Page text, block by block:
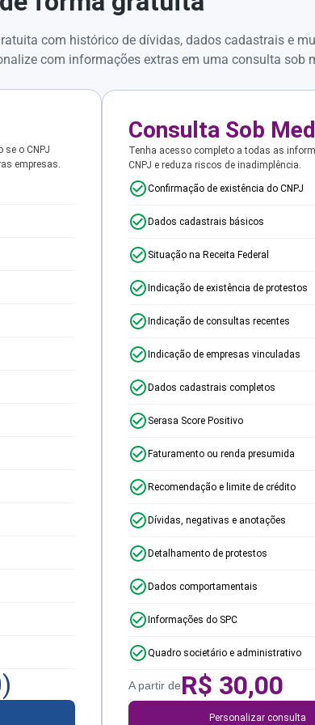
com histórico de dívidas, dados cadastrais e
com informações extras em uma consulta sob
se o CNPJ
empresas.
)
Consulta Sob
Tenha acesso completo a todas as
CNPJ e reduza riscos de inadimplência.
Confirmação de existência do CNPJ
Dados cadastrais básicos
Situação na Receita Federal
Indicação de existência de protestos
Indicação de consultas recentes
Indicação de empresas vinculadas
Dados cadastrais completos
Serasa Score Positivo
Faturamento ou renda presumida
Recomendação e limite de crédito
Dívidas, negativas e anotações
Detalhamento de protestos
Dados comportamentais
Informações do SPC
Quadro societário e administrativo
A partir deR$ 30,00
Personalizar consulta